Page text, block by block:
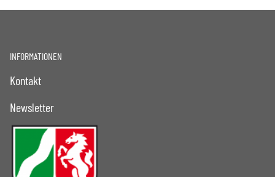
INFORMATIONEN
Kontakt
Newsletter